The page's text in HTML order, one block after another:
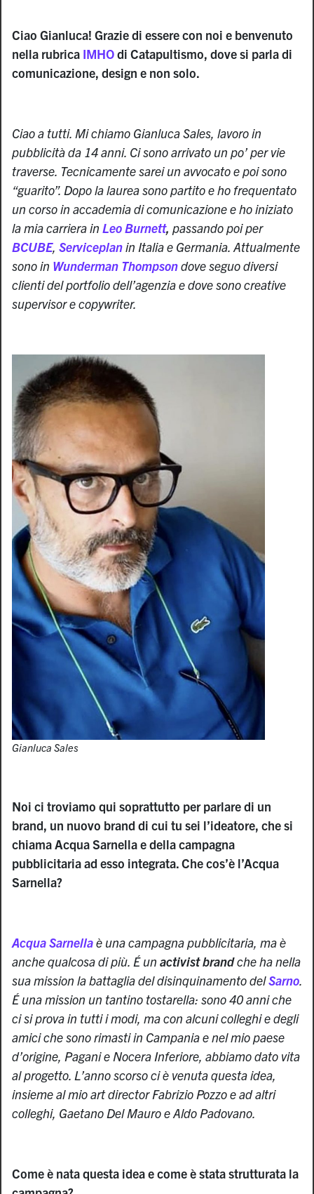
Ciao Gianluca! Grazie di essere con noi e benvenuto
nella rubrica IMHOdi Catapultismo, dove si parla di
comunicazione, design e non solo.
Ciao a tutti. Mi chiamo Gianluca Sales, lavoro in
pubblicità da 14 anni. Ci sono arrivato un po’ per vie
traverse. Tecnicamente sarei un avvocato e poi sono
“guarito”. Dopo la laurea sono partito e ho frequentato
un corso in accademia di comunicazione e ho iniziato
la mia carriera in Leo Burnett, passando poi per
BCUBE, Serviceplanin Italia e Germania. Attualmente
sono in Wunderman Thompsondove seguo diversi
clienti del portfolio dell’agenzia e dove sono creative
supervisor e copywriter.
Gianluca Sales
Noi ci troviamo qui soprattutto per parlare di un
brand, un nuovo brand di cui tu sei l’ideatore, che si
chiama Acqua Sarnella e della campagna
pubblicitaria ad esso integrata. Che cos’è l’Acqua
Sarnella?
Acqua Sarnellaè una campagna pubblicitaria, ma è
anche qualcosa di più. É un activist brandche ha nella
sua mission la battaglia del disinquinamento delSarno.
É una mission un tantino tostarella: sono 40 anni che
ci si prova in tutti i modi, ma con alcuni colleghi e degli
amici che sono rimasti in Campania e nel mio paese
d’origine, Pagani e Nocera Inferiore, abbiamo dato vita
al progetto. L’anno scorso ci è venuta questa idea,
insieme al mio art director Fabrizio Pozzo e ad altri
colleghi, Gaetano Del Mauro e Aldo Padovano.
Come è nata questa idea e come è stata strutturata la